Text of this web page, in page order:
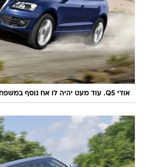
אודי Q5. עוד מעט יהיה לו אח נוסף במשפחה